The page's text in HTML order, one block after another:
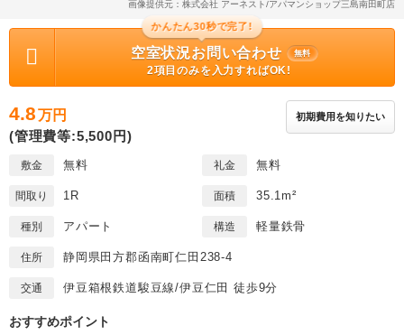
画像提供元：株式会社 アーネスト/アパマンショップ三島南田町店
かんたん30秒で完了!
空室状況お問い合わせ 無料
2項目のみを入力すればOK!
4.8万円
(管理費等:5,500円)
初期費用を知りたい
敷金 無料 礼金 無料
間取り 1R 面積 35.1m²
種別 アパート 構造 軽量鉄骨
住所 静岡県田方郡函南町仁田238-4
交通 伊豆箱根鉄道駿豆線/伊豆仁田 徒歩9分
おすすめポイント